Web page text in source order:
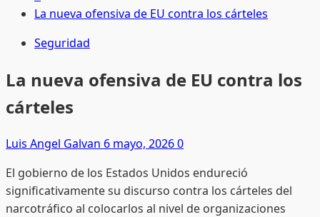
La nueva ofensiva de EU contra los cárteles
Seguridad
La nueva ofensiva de EU contra los
cárteles
Luis Angel Galvan 6 mayo, 20260
El gobierno de los Estados Unidos endureció
significativamente su discurso contra los cárteles del
narcotráfico al colocarlos al nivel de organizaciones